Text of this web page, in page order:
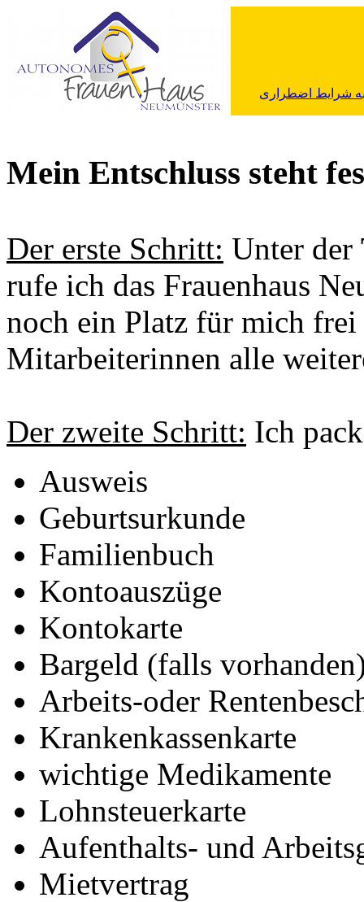
شرایط اضطراری
Mein Entschluss steht
Der erste Schritt: Unter der
rufe ich das Frauenhaus
noch ein Platz für mich
Mitarbeiterinnen alle
Der zweite Schritt: Ich
Ausweis
Geburtsurkunde
Familienbuch
Kontoauszüge
Kontokarte
Bargeld (falls
Arbeits-oder
Krankenkassenkarte
wichtige Medikamente
Lohnsteuerkarte
Aufenthalts- und
Mietvertrag